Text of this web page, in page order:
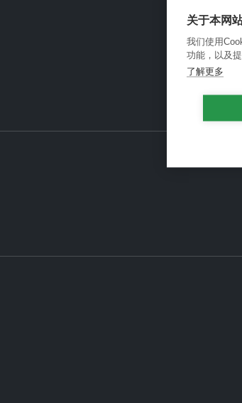
关于本网
我们使用
功能，以及
了解更多